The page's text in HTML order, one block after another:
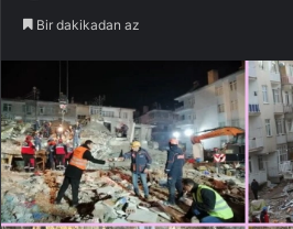
Bir dakikadan az